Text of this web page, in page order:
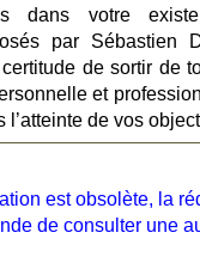
dans votre
par Sébastien
de sortir de
et
l’atteinte de vos
est obsolète, la
de consulter une